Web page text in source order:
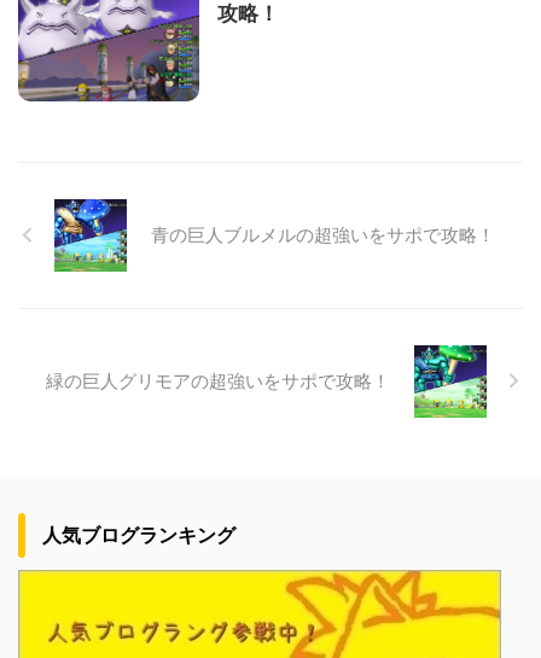
攻略！
青の巨人ブルメルの超強いをサポで攻略！
緑の巨人グリモアの超強いをサポで攻略！
人気ブログランキング